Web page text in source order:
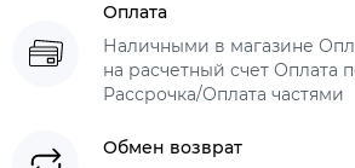
Оплата
Наличными в магазине
на расчетный счет Оплата
Рассрочка/Оплата частями
Обмен возврат